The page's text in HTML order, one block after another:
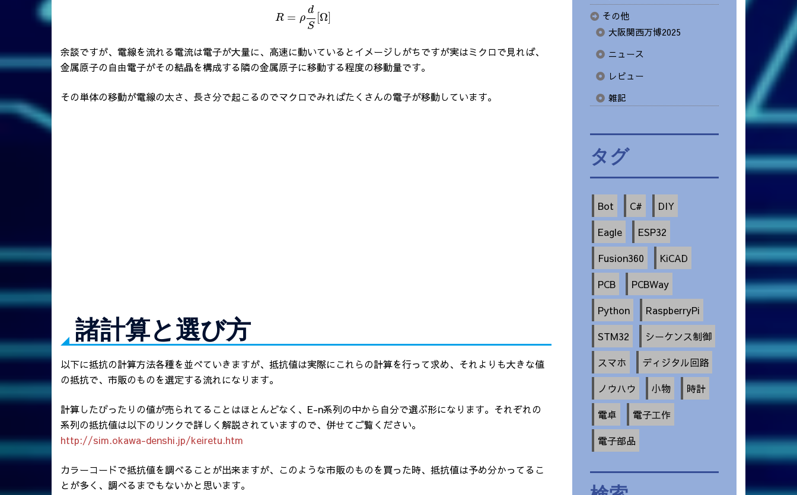
R = ρ
d
S
Ω
余談ですが、電線を流れる電流は電子が大量に、高速に動いているとイメージしがちですが実はミクロで見れば、
金属原子の自由電子がその結晶を構成する隣の金属原子に移動する程度の移動量です。
その単体の移動が電線の太さ、長さ分で起こるのでマクロでみればたくさんの電子が移動しています。
諸計算と選び方
以下に抵抗の計算方法各種を並べていきますが、抵抗値は実際にこれらの計算を行って求め、それよりも大きな値
の抵抗で、市販のものを選定する流れになります。
計算したぴったりの値が売られてることはほとんどなく、E-n系列の中から自分で選ぶ形になります。それぞれの
系列の抵抗値は以下のリンクで詳しく解説されていますので、併せてご覧ください。
http://sim.okawa-denshi.jp/keiretu.htm
カラーコードで抵抗値を調べることが出来ますが、このような市販のものを買った時、抵抗値は予め分かってるこ
とが多く、調べるまでもないかと思います。
その他
大阪関西万博2025
ニュース
レビュー
雑記
タグ
Bot C#
DIY
Eagle
ESP32
Fusion360
KiCAD
PCB
PCBWay
Python
RaspberryPi
STM32
シーケンス制御
スマホ
ディジタル回路
ノウハウ
小物
時計
電卓
電子工作
電子部品